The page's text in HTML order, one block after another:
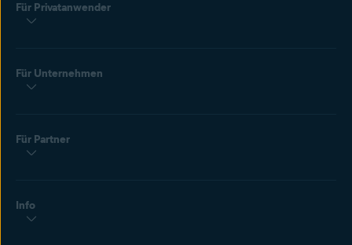
Für Privatanwender
Für Unternehmen
Für Partner
Info